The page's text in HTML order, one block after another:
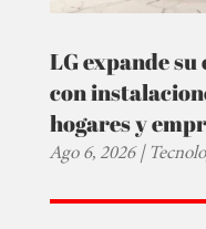
LG expande
con
hogares y
Ago 6, 2026|